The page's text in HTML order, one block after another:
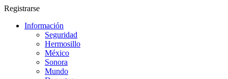
Registrarse
Información
Seguridad
Hermosillo
México
Sonora
Mundo